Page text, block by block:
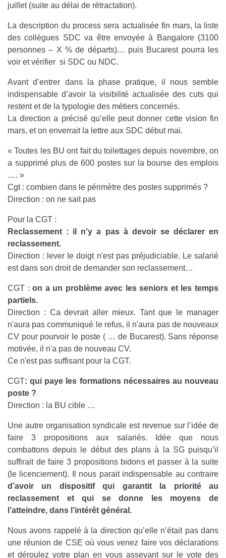
juillet (suite au délai de rétractation).
La description du process sera actualisée fin mars, la liste
des collègues SDC va être envoyée à Bangalore (3100
personnes – X % de départs)… puis Bucarest pourra les
voir et vérifier si SDC ou NDC.
Avant d’entrer dans la phase pratique, il nous semble
indispensable d’avoir la visibilité actualisée des cuts qui
restent et de la typologie des métiers concernés.
La direction a précisé qu’elle peut donner cette vision fin
mars, et on enverrait la lettre aux SDC début mai.
« Toutes les BU ont fait du toilettages depuis novembre, on
a supprimé plus de 600 postes sur la bourse des emplois
…. »
Cgt : combien dans le périmètre des postes supprimés ?
Direction : on ne sait pas
Pour la CGT :
Reclassement : il n'y a pas à devoir se déclarer en
reclassement.
Direction : lever le doigt n'est pas préjudiciable. Le salarié
est dans son droit de demander son reclassement…
CGT :on a un problème avec les seniors et les temps
partiels.
Direction : Ca devrait aller mieux. Tant que le manager
n'aura pas communiqué le refus, il n'aura pas de nouveaux
CV pour pourvoir le poste ( … de Bucarest). Sans réponse
motivée, il n'a pas de nouveau CV.
Ce n'est pas suffisant pour la CGT.
CGT: qui paye les formations nécessaires au nouveau
poste ?
Direction : la BU cible …
Une autre organisation syndicale est revenue sur l’idée de
faire 3 propositions aux salariés. Idée que nous
combattons depuis le début des plans à la SG puisqu’il
suffirait de faire 3 propositions bidons et passer à la suite
(le licenciement). Il nous parait indispensable au contraire
d’avoir un dispositif qui garantit la priorité au
reclassement et qui se donne les moyens de
l’atteindre, dans l’intérêt général.
Nous avons rappelé à la direction qu’elle n’était pas dans
une réunion de CSE où vous venez faire vos déclarations
et déroulez votre plan en vous asseyant sur le vote des